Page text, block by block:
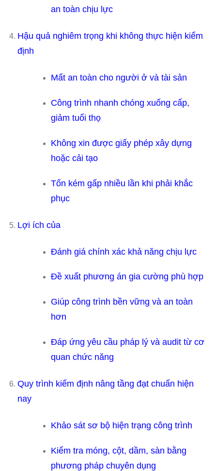
an toàn chịu lực
Hậu quả nghiêm trọng khi không thực hiện kiểm
định
Mất an toàn cho người ở và tài sản
Công trình nhanh chóng xuống cấp,
giảm tuổi thọ
Không xin được giấy phép xây dựng
hoặc cải tạo
Tốn kém gấp nhiều lần khi phải khắc
phục
Lợi ích của
Đánh giá chính xác khả năng chịu lực
Đề xuất phương án gia cường phù hợp
Giúp công trình bền vững và an toàn
hơn
Đáp ứng yêu cầu pháp lý và audit từ cơ
quan chức năng
Quy trình kiểm định nâng tầng đạt chuẩn hiện
nay
Khảo sát sơ bộ hiện trạng công trình
Kiểm tra móng, cột, dầm, sàn bằng
phương pháp chuyên dụng